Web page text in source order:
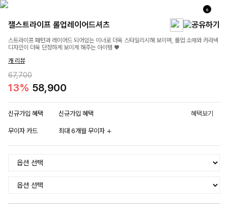
0
잴스트라이프 롤업레이어드셔츠
스트라이프 패턴과 레이어드 되어있는 이너로 더욱 스타일리시해 보이며, 롤업 소매와 카라넥
디자인이 더욱 단정하게 보이게 해주는 아이템 ♥
개 리뷰
67,700
13% 58,900
신규가입 혜택 신규가입 혜택 혜택보기
무이자 카드 최대 6개월 무이자